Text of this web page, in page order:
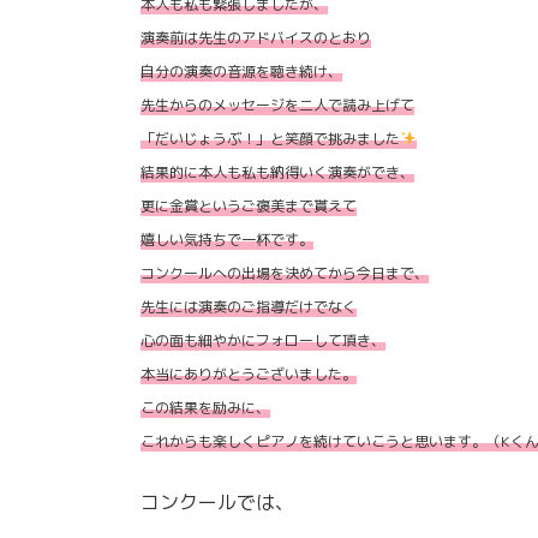
本人も私も緊張しましたが、
演奏前は先生のアドバイスのとおり
自分の演奏の音源を聴き続け、
先生からのメッセージを二人で読み上げて
「だいじょうぶ！」と笑顔で挑みました
結果的に本人も私も納得いく演奏ができ、
更に金賞というご褒美まで貰えて
嬉しい気持ちで一杯です。
コンクールへの出場を決めてから今日まで、
先生には演奏のご指導だけでなく
心の面も細やかにフォローして頂き、
本当にありがとうございました。
この結果を励みに、
これからも楽しくピアノを続けていこうと思います。（Kく
コンクールでは、